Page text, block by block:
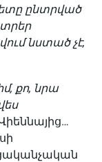
ընտրված
նստած չէ,
քո, նրա
Վիեննայից…